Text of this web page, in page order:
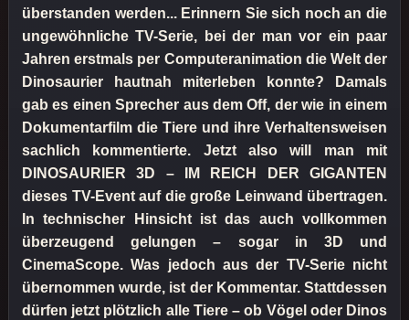
überstanden werden... Erinnern Sie sich noch an die
ungewöhnliche TV-Serie, bei der man vor ein paar
Jahren erstmals per Computeranimation die Welt der
Dinosaurier hautnah miterleben konnte? Damals
gab es einen Sprecher aus dem Off, der wie in einem
Dokumentarfilm die Tiere und ihre Verhaltensweisen
sachlich kommentierte. Jetzt also will man mit
DINOSAURIER 3D – IM REICH DER GIGANTEN
dieses TV-Event auf die große Leinwand übertragen.
In technischer Hinsicht ist das auch vollkommen
überzeugend gelungen – sogar in 3D und
CinemaScope. Was jedoch aus der TV-Serie nicht
übernommen wurde, ist der Kommentar. Stattdessen
dürfen jetzt plötzlich alle Tiere – ob Vögel oder Dinos